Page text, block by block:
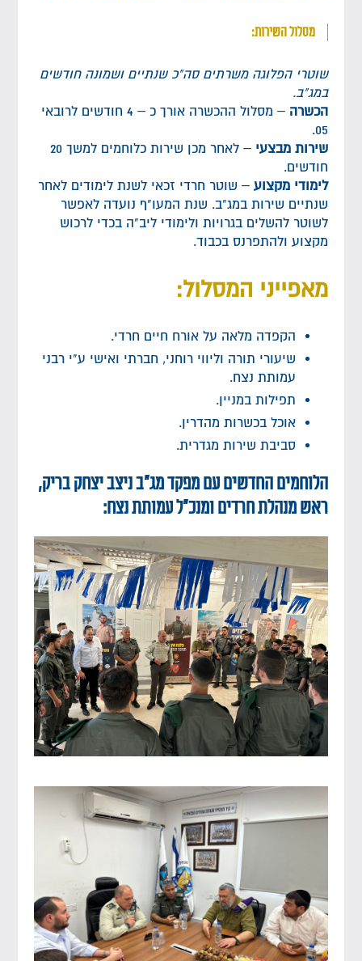
מסלול השירות:
שוטרי הפלוגה משרתים סה"כ שנתיים ושמונה חודשים
במג"ב.
הכשרה
– מסלול ההכשרה אורך כ – 4 חודשים לרובאי
05.
שירות מבצעי
– לאחר מכן שירות כלוחמים למשך 20
חודשים.
לימודי מקצוע – שוטר חרדי זכאי לשנת לימודים לאחר
שנתיים שירות במג"ב. שנת המעו"ף נועדה לאפשר
לשוטר להשלים בגרויות ולימודי ליב"ה בכדי לרכוש
מקצוע ולהתפרנס בכבוד.
מאפייני המסלול:
הקפדה מלאה על אורח חיים חרדי.
שיעורי תורה וליווי רוחני, חברתי ואישי ע"י רבני
עמותת נצח.
תפילות במניין.
אוכל בכשרות מהדרין.
סביבת שירות מגדרית.
הלוחמים החדשים עם מפקד מג"ב ניצב יצחק בריק,
ראש מנהלת חרדים ומנכ"ל עמותת נצח: